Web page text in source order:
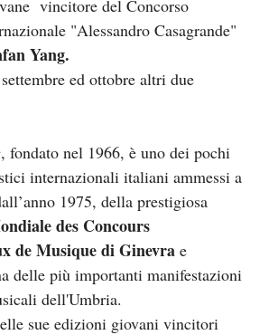
vincitore del Concorso
"Alessandro Casagrande"
Yang.
ed ottobre altri due
, fondato nel 1966, è uno dei pochi
internazionali italiani ammessi a
1975, della prestigiosa
des Concours
de Musique di Ginevra e
delle più importanti manifestazioni
dell'Umbria.
sue edizioni giovani vincitori